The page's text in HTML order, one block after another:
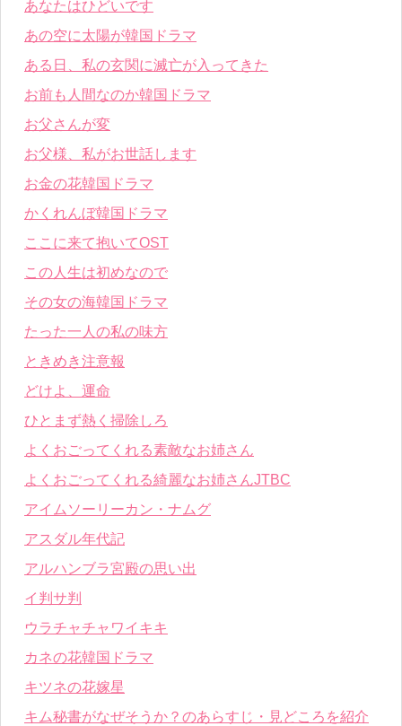
あなたはひどいです
あの空に太陽が韓国ドラマ
ある日、私の玄関に滅亡が入ってきた
お前も人間なのか韓国ドラマ
お父さんが変
お父様、私がお世話します
お金の花韓国ドラマ
かくれんぼ韓国ドラマ
ここに来て抱いてOST
この人生は初めなので
その女の海韓国ドラマ
たった一人の私の味方
ときめき注意報
どけよ、運命
ひとまず熱く掃除しろ
よくおごってくれる素敵なお姉さん
よくおごってくれる綺麗なお姉さんJTBC
アイムソーリーカン・ナムグ
アスダル年代記
アルハンブラ宮殿の思い出
イ判サ判
ウラチャチャワイキキ
カネの花韓国ドラマ
キツネの花嫁星
キム秘書がなぜそうか？のあらすじ・見どころを紹介